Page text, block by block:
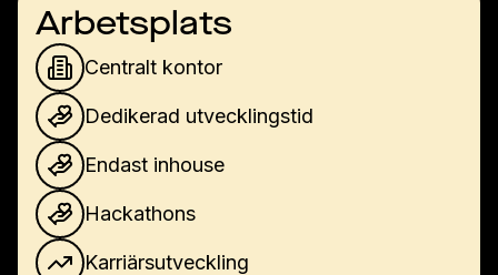
Arbetsplats
Centralt kontor
Dedikerad utvecklingstid
Endast inhouse
Hackathons
Karriärsutveckling